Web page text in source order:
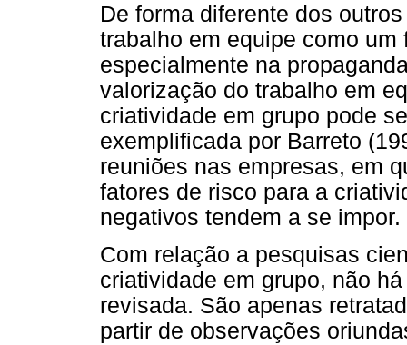
De forma diferente dos
trabalho em equipe como
especialmente na
valorização do trabalho em
criatividade em grupo pode
exemplificada por Barreto
reuniões nas empresas, em
fatores de risco para a
negativos tendem a se impor.
Com relação a pesquisas
criatividade em grupo, não
revisada. São apenas
partir de observações